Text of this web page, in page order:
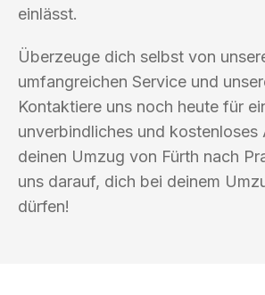
einlässt.
Überzeuge dich selbst von
umfangreichen Service und
Kontaktiere uns noch heute für
unverbindliches und
deinen Umzug von Fürth nach
uns darauf, dich bei deinem
dürfen!